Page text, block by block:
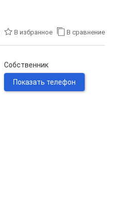
В избранное В сравнение
Собственник
Показать телефон